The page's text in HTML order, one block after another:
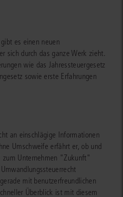
es einen neuen
sich durch das ganze Werk zieht.
wie das Jahressteuergesetz
sowie erste Erfahrungen
an einschlägige Informationen
Umschweife erfährt er, ob und
Unternehmen "Zukunft"
mit benutzerfreundlichen
Überblick ist mit diesem